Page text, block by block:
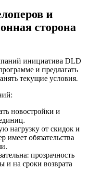
и
сторона
инициатива DLD
и предлагать
текущие условия.
новостройки и
нагрузку от скидок и
имеет обязательства
прозрачность
на сроки возврата